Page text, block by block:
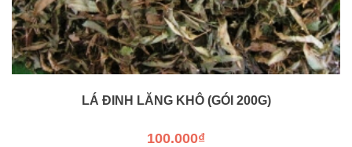
LÁ ĐINH LĂNG KHÔ (GÓI 200G)
100.000₫